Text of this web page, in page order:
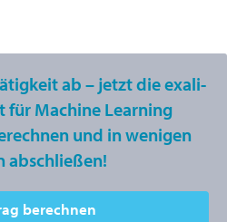
ab – jetzt die exali-
für Machine Learning
und in wenigen
abschließen!
berechnen